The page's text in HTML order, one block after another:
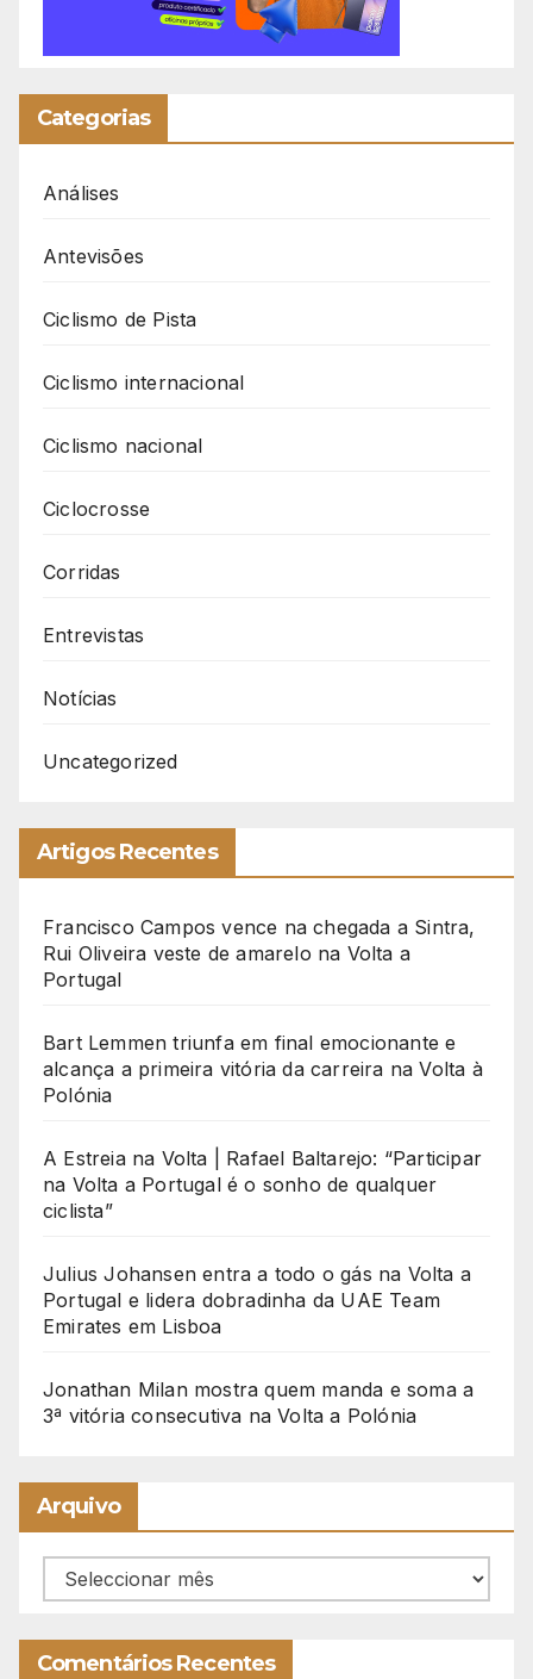
Categorias
Análises
Antevisões
Ciclismo de Pista
Ciclismo internacional
Ciclismo nacional
Ciclocrosse
Corridas
Entrevistas
Notícias
Uncategorized
Artigos Recentes
Francisco Campos vence na chegada a Sintra,
Rui Oliveira veste de amarelo na Volta a
Portugal
Bart Lemmen triunfa em final emocionante e
alcança a primeira vitória da carreira na Volta à
Polónia
A Estreia na Volta | Rafael Baltarejo: “Participar
na Volta a Portugal é o sonho de qualquer
ciclista”
Julius Johansen entra a todo o gás na Volta a
Portugal e lidera dobradinha da UAE Team
Emirates em Lisboa
Jonathan Milan mostra quem manda e soma a
3ª vitória consecutiva na Volta a Polónia
Arquivo
Arquivo
Comentários Recentes